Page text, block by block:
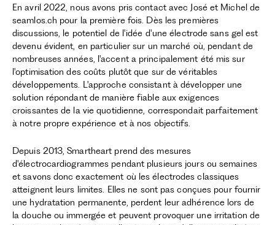
En avril 2022, nous avons pris contact avec José et Michel de
seamlos.ch pour la première fois. Dès les premières
discussions, le potentiel de l'idée d'une électrode sans gel est
devenu évident, en particulier sur un marché où, pendant de
nombreuses années, l'accent a principalement été mis sur
l'optimisation des coûts plutôt que sur de véritables
développements. L'approche consistant à développer une
solution répondant de manière fiable aux exigences
croissantes de la vie quotidienne, correspondait parfaitement
à notre propre expérience et à nos objectifs.
Depuis 2013, Smartheart prend des mesures
d'électrocardiogrammes pendant plusieurs jours ou semaines
et savons donc exactement où les électrodes classiques
atteignent leurs limites. Elles ne sont pas conçues pour fournir
une hydratation permanente, perdent leur adhérence lors de
la douche ou immergée et peuvent provoquer une irritation de